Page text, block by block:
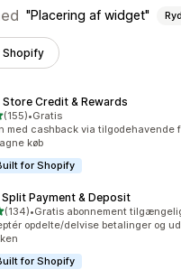
Placering af widget Ryd
Shopify
Store Credit & Rewards
af 5 stjerner
(155) i alt
•Gratis
med cashback via tilgodehavende
køb
for Shopify
Split Payment & Deposit
af 5 stjerner
(134) i alt
•Gratis abonnement
opdelte/delvise betalinger og
for Shopify